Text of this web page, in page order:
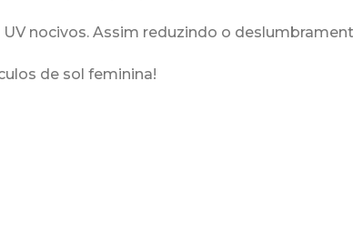
nocivos. Assim reduzindo o
de sol feminina!